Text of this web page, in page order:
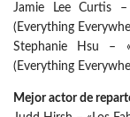
Jamie Lee Curtis
(Everything
Stephanie Hsu –
(Everything
Mejor actor de